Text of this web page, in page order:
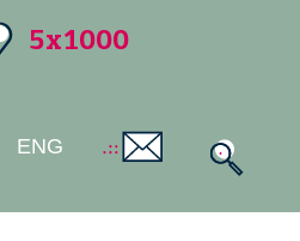
5x1000
ENG